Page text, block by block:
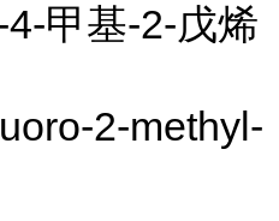
甲基-2-戊烯
2-methyl-